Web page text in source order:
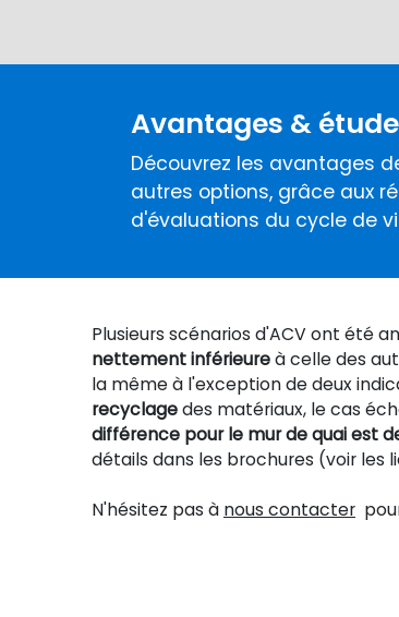
Avantages &
Découvrez les avantages
autres options, grâce aux
d'évaluations du cycle de
Plusieurs scénarios d'ACV ont été
nettement inférieureà celle des
la même à l'exception de deux
recyclagedes matériaux, le cas
différence pour le mur de quai est
détails dans les brochures (voir les
N'hésitez pas à nous contacter